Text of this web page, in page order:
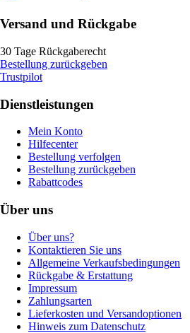
Versand und Rückgabe
30 Tage Rückgaberecht
Bestellung zurückgeben
Trustpilot
Dienstleistungen
Mein Konto
Hilfecenter
Bestellung verfolgen
Bestellung zurückgeben
Rabattcodes
Über uns
Über uns?
Kontaktieren Sie uns
Allgemeine Verkaufsbedingungen
Rückgabe & Erstattung
Impressum
Zahlungsarten
Lieferkosten und Versandoptionen
Hinweis zum Datenschutz